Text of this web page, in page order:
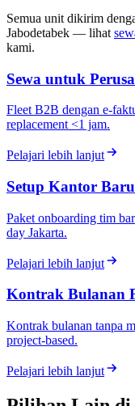
Semua unit dikirim
Jabodetabek — lihat
kami.
Sewa untuk
Fleet B2B dengan e-
replacement <1 jam.
Pelajari lebih lanjut
Setup Kantor
Paket onboarding tim
day Jakarta.
Pelajari lebih lanjut
Kontrak Bulanan
Kontrak bulanan tanpa
project-based.
Pelajari lebih lanjut